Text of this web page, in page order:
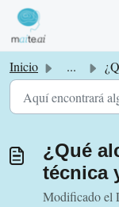
Saltar al contenido
Inicio ... ¿Qué
¿Qué
técnica
Modificado el